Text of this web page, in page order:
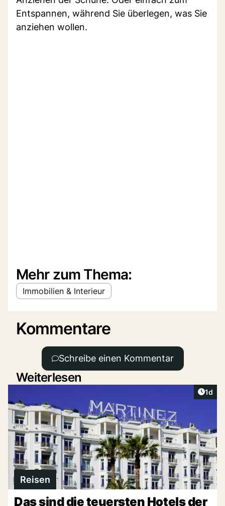
Entspannen, während Sie überlegen, was Sie
anziehen wollen.
Mehr zum Thema:
Immobilien & Interieur
Kommentare
Schreibe einen Kommentar
Weiterlesen
1d
Reisen
Das sind die teuersten Hotels der